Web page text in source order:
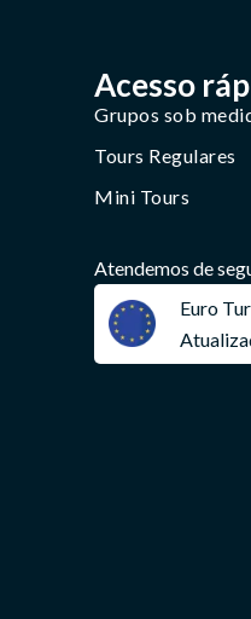
Acesso
Grupos sob
Tours Regulares
Mini Tours
Atendemos de
Euro